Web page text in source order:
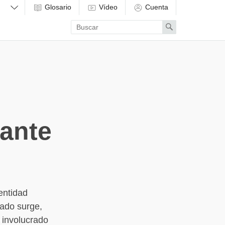
Glosario Vídeo Cuenta
Enter
search
term
Search
surge,